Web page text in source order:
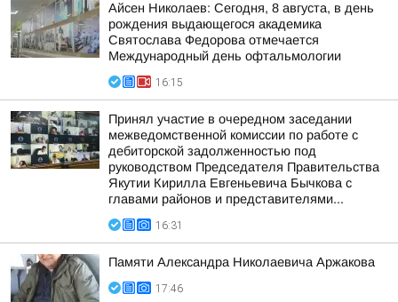
Айсен Николаев: Сегодня, 8 августа, в день
рождения выдающегося академика
Святослава Федорова отмечается
Международный день офтальмологии
16:15
Принял участие в очередном заседании
межведомственной комиссии по работе с
дебиторской задолженностью под
руководством Председателя Правительства
Якутии Кирилла Евгеньевича Бычкова с
главами районов и представителями...
16:31
Памяти Александра Николаевича Аржакова
17:46